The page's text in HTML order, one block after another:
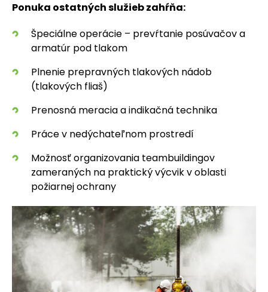
Ponuka ostatných služiebzahŕňa:
Špeciálne operácie – prevŕtanie posúvačov a
armatúr pod tlakom
Plnenie prepravných tlakových nádob
(tlakových fliaš)
Prenosná meracia a indikačná technika
Práce v nedýchateľnom prostredí
Možnosť organizovania teambuildingov
zameraných na praktický výcvik v oblasti
požiarnej ochrany